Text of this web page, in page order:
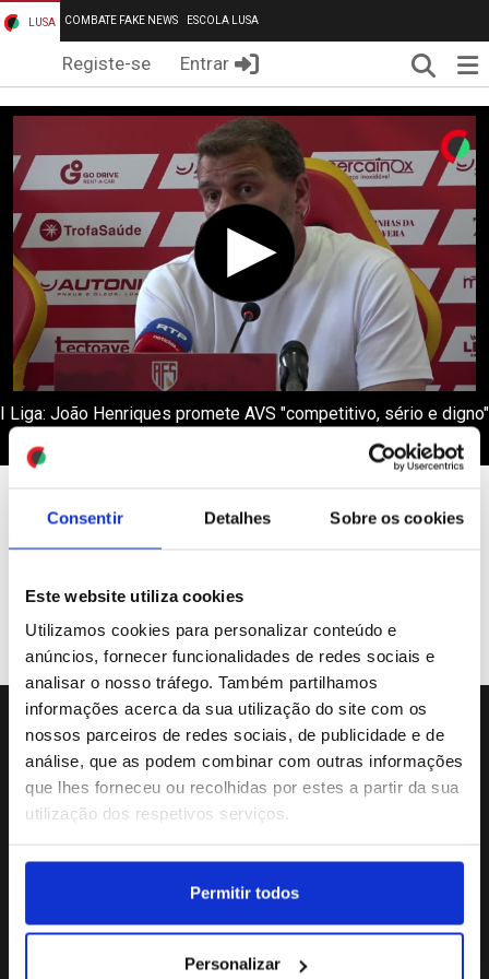
Consentir Detalhes Sobre os cookies
Este website utiliza cookies
Utilizamos cookies para personalizar conteúdo e
anúncios, fornecer funcionalidades de redes sociais e
analisar o nosso tráfego. Também partilhamos
informações acerca da sua utilização do site com os
nossos parceiros de redes sociais, de publicidade e de
análise, que as podem combinar com outras informações
que lhes forneceu ou recolhidas por estes a partir da sua
utilização dos respetivos serviços.
Permitir todos
Personalizar
LUSA COMBATE FAKE NEWS ESCOLA LUSA
Registe-se Entrar
I Liga: João Henriques promete AVS "competitivo, sério e digno"
Galeria de Vídeos
Sede da Agência
Rua Dr.João Couto Lote C
(+351) 217116500
Social